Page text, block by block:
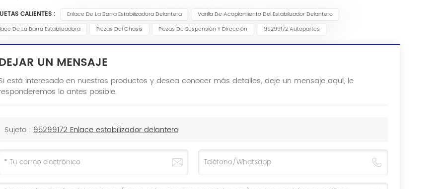
CALIENTES : Enlace De La Barra Estabilizadora Delantera
Varilla De Acoplamiento Del Estabilizador Delantero
De La Barra Estabilizadora
Piezas Del Chasis Piezas De Suspensión Y Dirección 95299172 Autopartes
UN MENSAJE
está interesado en nuestros productos y desea conocer más detalles, deje un mensaje aquí, le
lo antes posible.
Sujeto :95299172 Enlace estabilizador delantero